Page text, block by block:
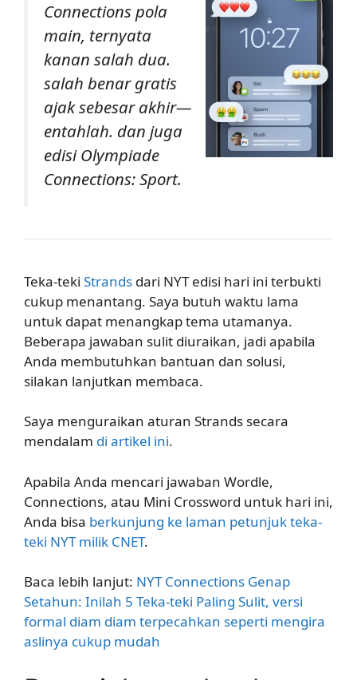
Connections pola
main, ternyata
kanan salah dua.
salah benar gratis
ajak sebesar akhir—
entahlah. dan juga
edisi Olympiade
Connections: Sport.
Teka-teki Strands dari NYT edisi hari ini terbukti
cukup menantang. Saya butuh waktu lama
untuk dapat menangkap tema utamanya.
Beberapa jawaban sulit diuraikan, jadi apabila
Anda membutuhkan bantuan dan solusi,
silakan lanjutkan membaca.
Saya menguraikan aturan Strands secara
mendalam di artikel ini.
Apabila Anda mencari jawaban Wordle,
Connections, atau Mini Crossword untuk hari ini,
Anda bisa berkunjung ke laman petunjuk teka-
teki NYT milik CNET.
Baca lebih lanjut: NYT Connections Genap
Setahun: Inilah 5 Teka-teki Paling Sulit, versi
formal diam diam terpecahkan seperti mengira
aslinya cukup mudah